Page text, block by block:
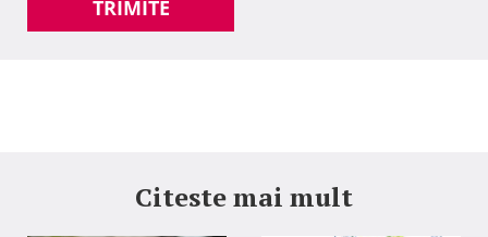
TRIMITE
Citeste mai mult